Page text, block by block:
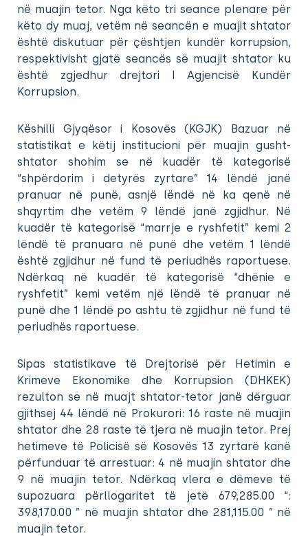
në muajin tetor. Nga këto tri seance plenare për
këto dy muaj, vetëm në seancën e muajit shtator
është diskutuar për çështjen kundër korrupsion,
respektivisht gjatë seancës së muajit shtator ku
është zgjedhur drejtori I Agjencisë Kundër
Korrupsion.
Këshilli Gjyqësor i Kosovës (KGJK) Bazuar në
statistikat e këtij institucioni për muajin gusht-
shtator shohim se në kuadër të kategorisë
“shpërdorim i detyrës zyrtare” 14 lëndë janë
pranuar në punë, asnjë lëndë në ka qenë në
shqyrtim dhe vetëm 9 lëndë janë zgjidhur. Në
kuadër të kategorisë “marrje e ryshfetit” kemi 2
lëndë të pranuara në punë dhe vetëm 1 lëndë
është zgjidhur në fund të periudhës raportuese.
Ndërkaq në kuadër të kategorisë “dhënie e
ryshfetit” kemi vetëm një lëndë të pranuar në
punë dhe 1 lëndë po ashtu të zgjidhur në fund të
periudhës raportuese.
Sipas statistikave të Drejtorisë për Hetimin e
Krimeve Ekonomike dhe Korrupsion (DHKEK)
rezulton se në muajt shtator-tetor janë dërguar
gjithsej 44 lëndë në Prokurori: 16 raste në muajin
shtator dhe 28 raste të tjera në muajin tetor. Prej
hetimeve të Policisë së Kosovës 13 zyrtarë kanë
përfunduar të arrestuar: 4 në muajin shtator dhe
9 në muajin tetor. Ndërkaq vlera e dëmeve të
supozuara përllogaritet të jetë 679,285.00 “:
398,170.00 ” në muajin shtator dhe 281,115.00 ” në
muajin tetor.